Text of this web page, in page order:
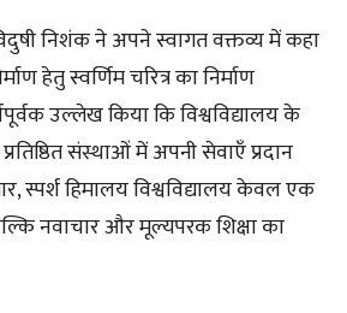
निशंक ने अपने स्वागत वक्तव्य में कहा
हेतु स्वर्णिम चरित्र का निर्माण
उल्लेख किया कि विश्वविद्यालय के
संस्थाओं में अपनी सेवाएँ प्रदान
स्पर्श हिमालय विश्वविद्यालय केवल एक
नवाचार और मूल्यपरक शिक्षा का